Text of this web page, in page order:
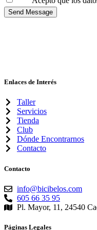
Send Message
Enlaces de Interés
Taller
Servicios
Tienda
Club
Dónde Encontrarnos
Contacto
Contacto
info@bicibelos.com
605 66 35 95
Pl. Mayor, 11, 24540
Páginas Legales